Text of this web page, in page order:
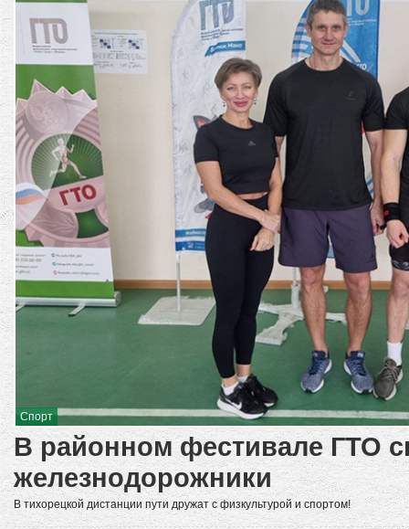
Спорт
В районном фестивале ГТО
железнодорожники
В тихорецкой дистанции пути дружат с физкультурой и спортом!